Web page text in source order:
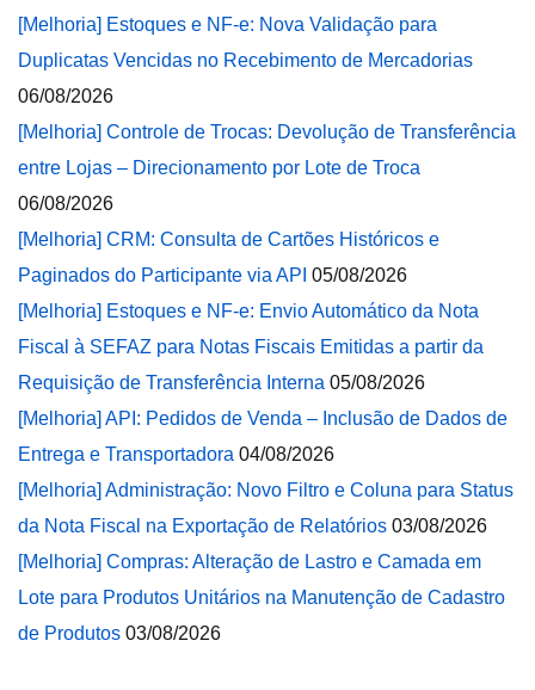
[Melhoria] Estoques e NF-e: Nova Validação para
Duplicatas Vencidas no Recebimento de Mercadorias
06/08/2026
[Melhoria] Controle de Trocas: Devolução de Transferência
entre Lojas – Direcionamento por Lote de Troca
06/08/2026
[Melhoria] CRM: Consulta de Cartões Históricos e
Paginados do Participante via API 05/08/2026
[Melhoria] Estoques e NF-e: Envio Automático da Nota
Fiscal à SEFAZ para Notas Fiscais Emitidas a partir da
Requisição de Transferência Interna 05/08/2026
[Melhoria] API: Pedidos de Venda – Inclusão de Dados de
Entrega e Transportadora 04/08/2026
[Melhoria] Administração: Novo Filtro e Coluna para Status
da Nota Fiscal na Exportação de Relatórios 03/08/2026
[Melhoria] Compras: Alteração de Lastro e Camada em
Lote para Produtos Unitários na Manutenção de Cadastro
de Produtos 03/08/2026